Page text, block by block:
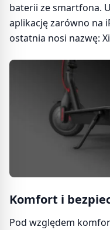
baterii ze smartfona.
aplikację zarówno na
ostatnia nosi nazwę:
Komfort i
Pod względem